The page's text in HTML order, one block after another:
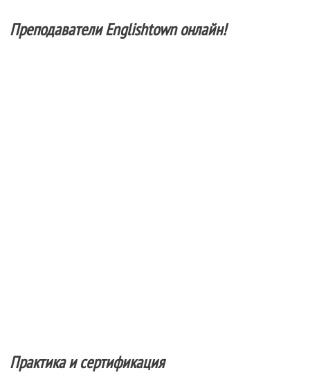
Преподаватели Englishtown онлайн!
Практика и сертификация